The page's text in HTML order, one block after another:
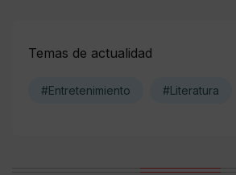
Temas de actualidad
#Entretenimiento #Literatura